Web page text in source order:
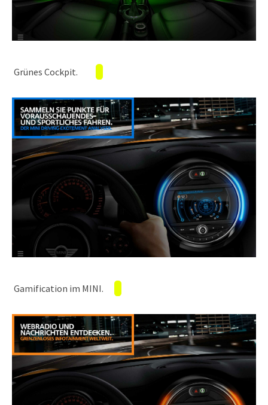
Grünes Cockpit.
Gamification im MINI.